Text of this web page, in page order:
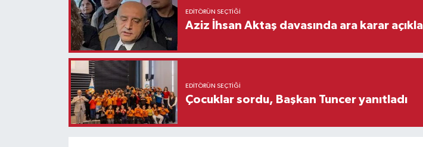
EDITÖRÜN SEÇTIĞI
Aziz İhsan Aktaş davasında ara karar
EDITÖRÜN SEÇTIĞI
Çocuklar sordu, Başkan Tuncer yanıtladı